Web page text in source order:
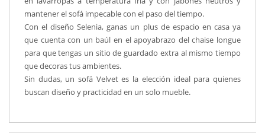
mantener el sofá impecable con el paso del tiempo.
Con el diseño Selenia, ganas un plus de espacio en casa ya
que cuenta con un baúl en el apoyabrazo del chaise longue
para que tengas un sitio de guardado extra al mismo tiempo
que decoras tus ambientes.
Sin dudas, un sofá Velvet es la elección ideal para quienes
buscan diseño y practicidad en un solo mueble.